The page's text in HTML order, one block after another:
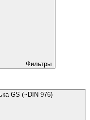
Фильтры
GS (~DIN 976)